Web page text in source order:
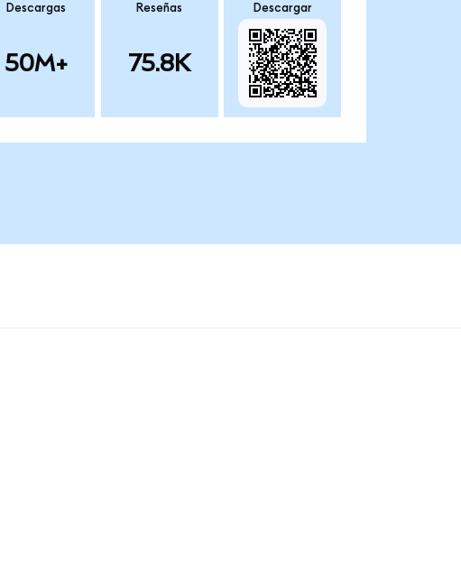
Descargas
50M+
Reseñas
75.8K
Descargar